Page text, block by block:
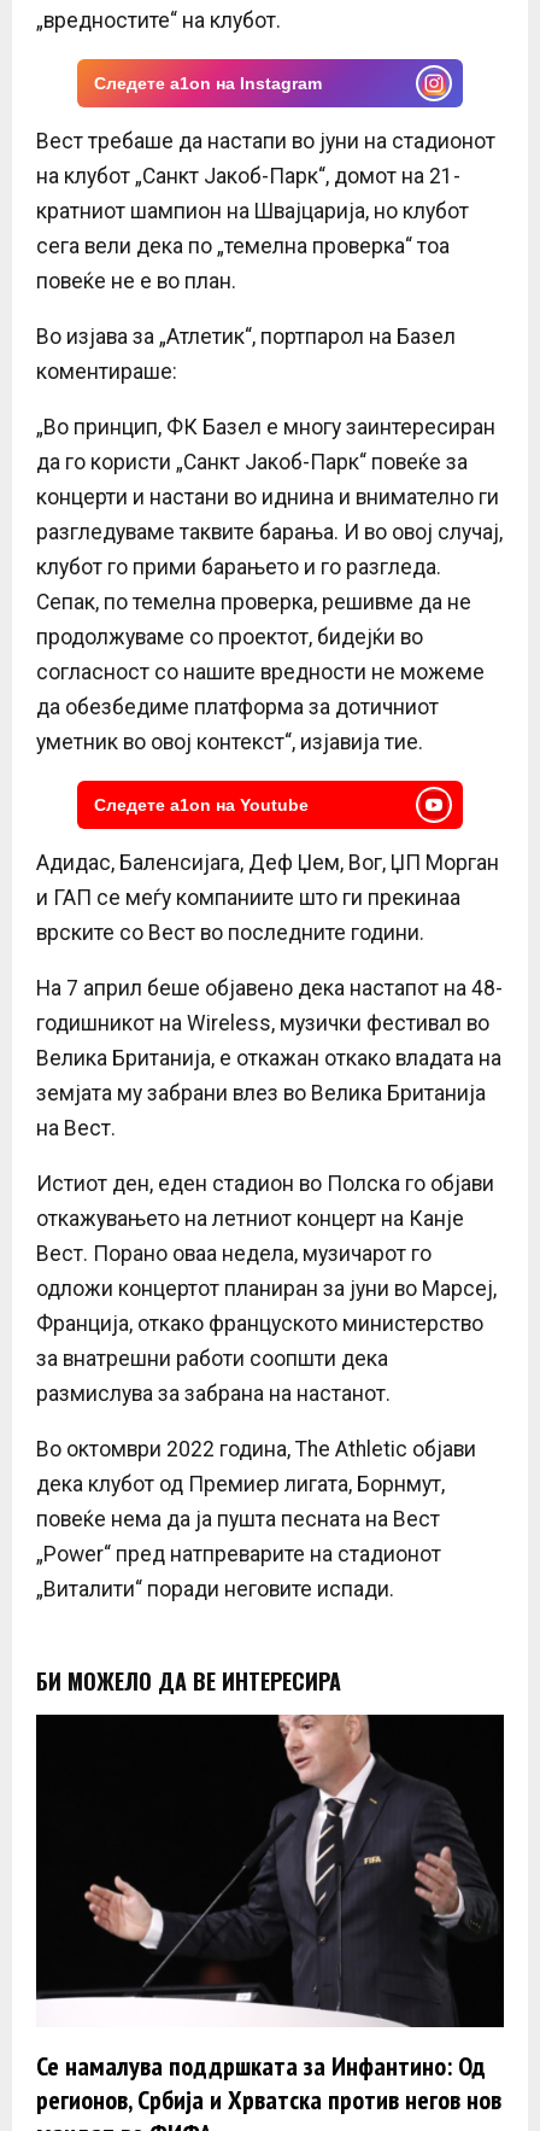
„вредностите“ на клубот.
Следете a1on на Instagram
Вест требаше да настапи во јуни на стадионот
на клубот „Санкт Јакоб-Парк“, домот на 21-
кратниот шампион на Швајцарија, но клубот
сега вели дека по „темелна проверка“ тоа
повеќе не е во план.
Во изјава за „Атлетик“, портпарол на Базел
коментираше:
„Во принцип, ФК Базел е многу заинтересиран
да го користи „Санкт Јакоб-Парк“ повеќе за
концерти и настани во иднина и внимателно ги
разгледуваме таквите барања. И во овој случај,
клубот го прими барањето и го разгледа.
Сепак, по темелна проверка, решивме да не
продолжуваме со проектот, бидејќи во
согласност со нашите вредности не можеме
да обезбедиме платформа за дотичниот
уметник во овој контекст“, изјавија тие.
Следете a1on на Youtube
Адидас, Баленсијага, Деф Џем, Вог, ЏП Морган
и ГАП се меѓу компаниите што ги прекинаа
врските со Вест во последните години.
На 7 април беше објавено дека настапот на 48-
годишникот на Wireless, музички фестивал во
Велика Британија, е откажан откако владата на
земјата му забрани влез во Велика Британија
на Вест.
Истиот ден, еден стадион во Полска го објави
откажувањето на летниот концерт на Канје
Вест. Порано оваа недела, музичарот го
одложи концертот планиран за јуни во Марсеј,
Франција, откако француското министерство
за внатрешни работи соопшти дека
размислува за забрана на настанот.
Во октомври 2022 година, The Athletic објави
дека клубот од Премиер лигата, Борнмут,
повеќе нема да ја пушта песната на Вест
„Power“ пред натпреварите на стадионот
„Виталити“ поради неговите испади.
БИ МОЖЕЛО ДА ВЕ ИНТЕРЕСИРА
Се намалува поддршката за Инфантино: Од
регионов, Србија и Хрватска против негов нов